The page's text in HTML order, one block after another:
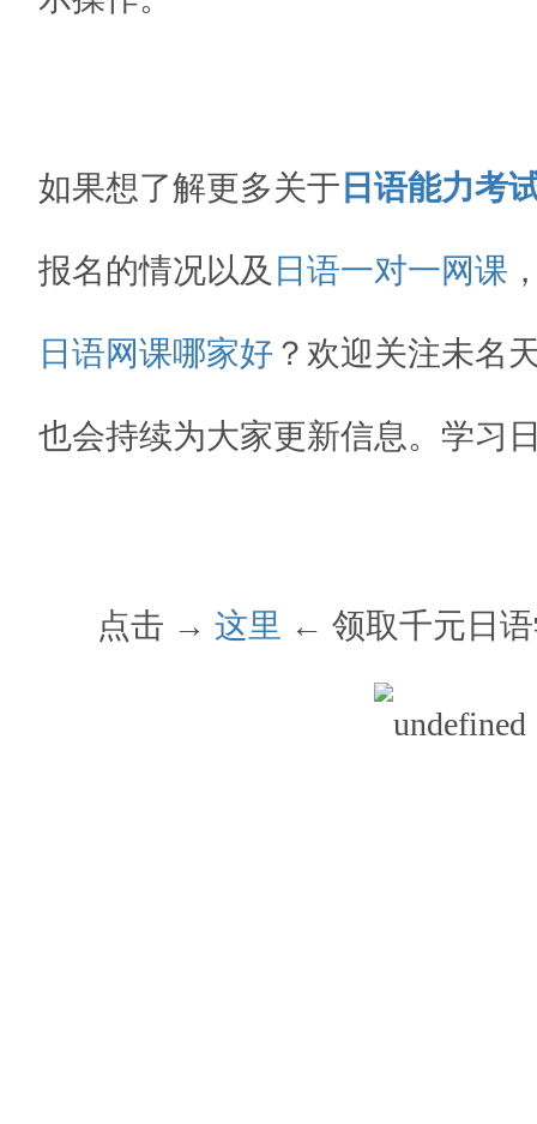
如果想了解更多关于 日语能力考
报名的情况以及 日语一对一网课
日语网课哪家好 ？欢迎关注未名
也会持续为大家更新信息。 学习
点击 → 这里 ← 领取千元日